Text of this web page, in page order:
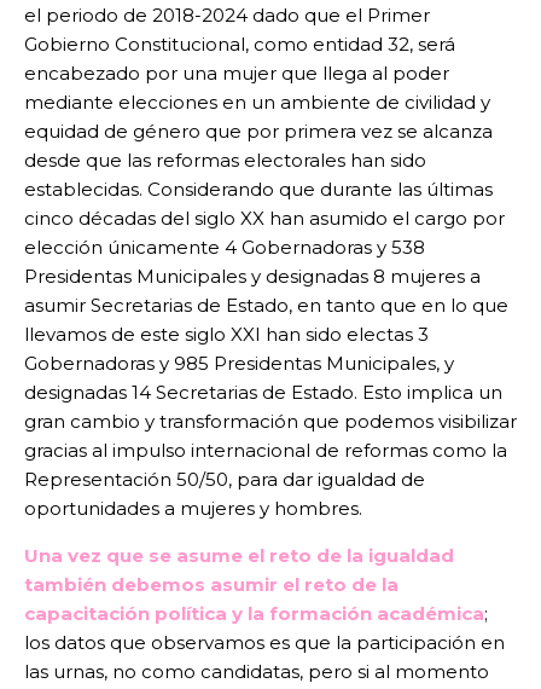
el periodo de 2018-2024 dado que el Primer
Gobierno Constitucional, como entidad 32, será
encabezado por una mujer que llega al poder
mediante elecciones en un ambiente de civilidad y
equidad de género que por primera vez se alcanza
desde que las reformas electorales han sido
establecidas. Considerando que durante las últimas
cinco décadas del siglo XX han asumido el cargo por
elección únicamente 4 Gobernadoras y 538
Presidentas Municipales y designadas 8 mujeres a
asumir Secretarias de Estado, en tanto que en lo que
llevamos de este siglo XXI han sido electas 3
Gobernadoras y 985 Presidentas Municipales, y
designadas 14 Secretarias de Estado. Esto implica un
gran cambio y transformación que podemos visibilizar
gracias al impulso internacional de reformas como la
Representación 50/50, para dar igualdad de
oportunidades a mujeres y hombres.
Una vez que se asume el reto de la igualdad
también debemos asumir el reto de la
capacitación política y la formación académica;
los datos que observamos es que la participación en
las urnas, no como candidatas, pero si al momento